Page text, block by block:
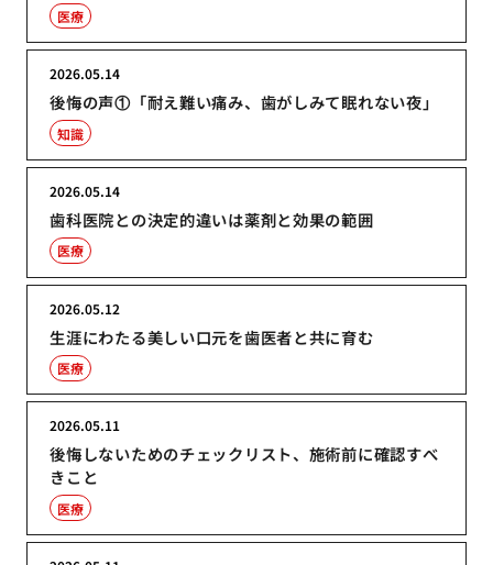
医療
後悔の声①「耐え難い痛み、歯がしみて眠れない夜」
2026.05.14
知識
歯科医院との決定的違いは薬剤と効果の範囲
2026.05.14
医療
生涯にわたる美しい口元を歯医者と共に育む
2026.05.12
医療
後悔しないためのチェックリスト、施術前に確認すべ
きこと
2026.05.11
医療